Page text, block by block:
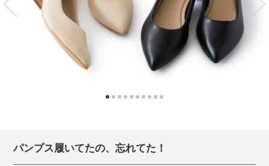
パンプス履いてたの、忘れてた！